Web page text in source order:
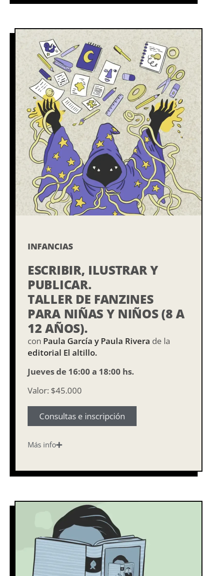
INFANCIAS
ESCRIBIR, ILUSTRAR Y
PUBLICAR.
TALLER DE FANZINES
PARA NIÑAS Y NIÑOS (8 A
12 AÑOS).
con Paula García y Paula Rivera de la
editorial El altillo.
Jueves de 16:00 a 18:00 hs.
Valor: $45.000
Consultas e inscripción
Más info